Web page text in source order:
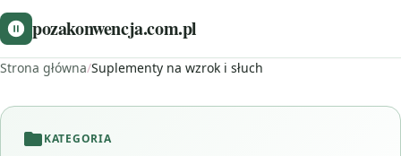
pozakonwencja.com.pl
Strona główna/Suplementy na wzrok i słuch
KATEGORIA